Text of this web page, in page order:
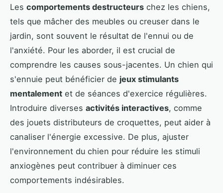
Les comportements destructeurs chez les chiens,
tels que mâcher des meubles ou creuser dans le
jardin, sont souvent le résultat de l'ennui ou de
l'anxiété. Pour les aborder, il est crucial de
comprendre les causes sous-jacentes. Un chien qui
s'ennuie peut bénéficier de jeux stimulants
mentalement et de séances d'exercice régulières.
Introduire diverses activités interactives, comme
des jouets distributeurs de croquettes, peut aider à
canaliser l'énergie excessive. De plus, ajuster
l'environnement du chien pour réduire les stimuli
anxiogènes peut contribuer à diminuer ces
comportements indésirables.